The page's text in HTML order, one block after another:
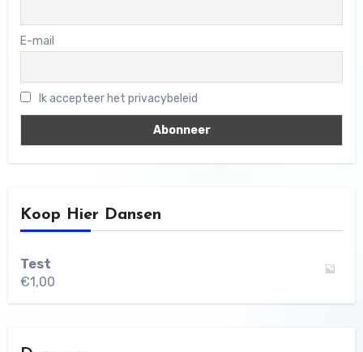
E-mail
Ik accepteer het privacybeleid
Koop Hier Dansen
Test
€1,00